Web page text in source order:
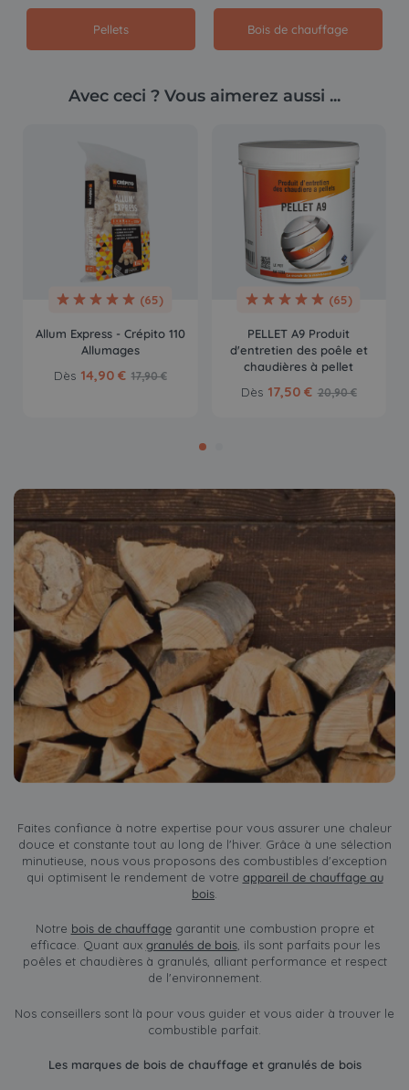
Pellets Bois de chauffage
Avec ceci ? Vous aimerez aussi ...
(65)
Allum Express - Crépito 110
Allumages
Dès 14,90 € 17,90 €
(65)
PELLET A9 Produit
d'entretien des poêle et
chaudières à pellet
Dès 17,50 € 20,90 €
Faites confiance à notre expertise pour vous assurer une chaleur
douce et constante tout au long de l'hiver. Grâce à une sélection
minutieuse, nous vous proposons des combustibles d'exception
qui optimisent le rendement de votre appareil de chauffage au
bois.
Notre bois de chauffagegarantit une combustion propre et
efficace. Quant aux granulés de bois, ils sont parfaits pour les
poêles et chaudières à granulés, alliant performance et respect
de l'environnement.
Nos conseillers sont là pour vous guider et vous aider à trouver le
combustible parfait.
Les marques de bois de chauffage et granulés de bois